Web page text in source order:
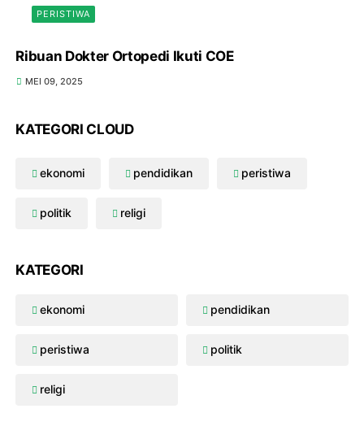
PERISTIWA
Ribuan Dokter Ortopedi Ikuti COE
MEI 09, 2025
KATEGORI CLOUD
ekonomi pendidikan peristiwa
politik religi
KATEGORI
ekonomi pendidikan
peristiwa politik
religi